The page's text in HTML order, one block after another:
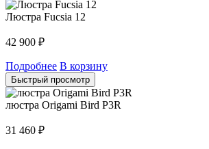
Люстра Fucsia 12
42 900 ₽
Подробнее В корзину
Быстрый просмотр
люстра Origami Bird P3R
31 460 ₽